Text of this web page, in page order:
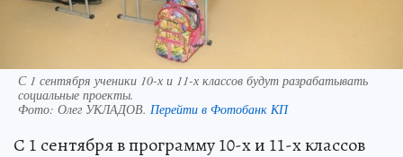
С 1 сентября ученики 10-х и 11-х классов будут разрабатывать
социальные проекты.
Фото: Олег УКЛАДОВ. Перейти в Фотобанк КП
С 1 сентября в программу 10-х и 11-х классов